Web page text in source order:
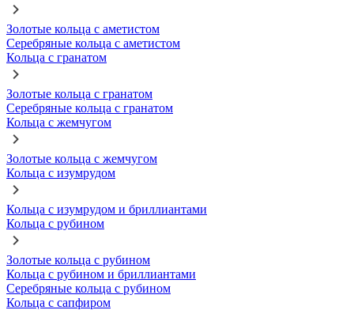
Золотые кольца с аметистом
Серебряные кольца с аметистом
Кольца с гранатом
Золотые кольца с гранатом
Серебряные кольца с гранатом
Кольца с жемчугом
Золотые кольца с жемчугом
Кольца с изумрудом
Кольца с изумрудом и бриллиантами
Кольца с рубином
Золотые кольца с рубином
Кольца с рубином и бриллиантами
Серебряные кольца с рубином
Кольца с сапфиром